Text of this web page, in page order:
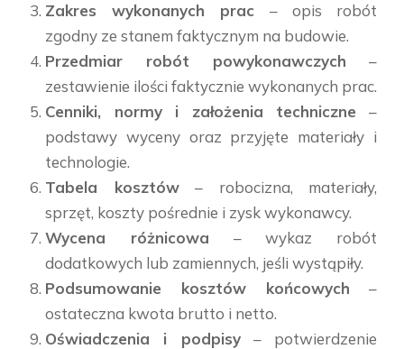
Zakres wykonanych prac – opis robót
zgodny ze stanem faktycznym na budowie.
Przedmiar robót powykonawczych –
zestawienie ilości faktycznie wykonanych prac.
Cenniki, normy i założenia techniczne –
podstawy wyceny oraz przyjęte materiały i
technologie.
Tabela kosztów– robocizna, materiały,
sprzęt, koszty pośrednie i zysk wykonawcy.
Wycena różnicowa – wykaz robót
dodatkowych lub zamiennych, jeśli wystąpiły.
Podsumowanie kosztów końcowych –
ostateczna kwota brutto i netto.
Oświadczenia i podpisy– potwierdzenie